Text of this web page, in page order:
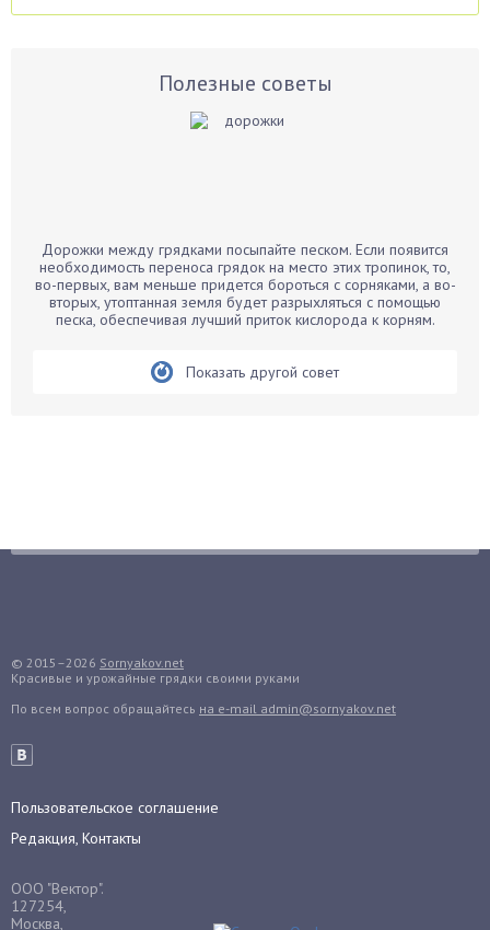
Аспарагус
Бархатцы
Бегония
Белые грибы
Вредители
Гардения
Герань
Гиацинт
Гиппеаструм
Полезные советы
Дорожки между грядками посыпайте песком. Если появится
необходимость переноса грядок на место этих тропинок, то,
во-первых, вам меньше придется бороться с сорняками, а во-
вторых, утоптанная земля будет разрыхляться с помощью
песка, обеспечивая лучший приток кислорода к корням.
Показать другой совет
© 2015–2026 Sornyakov.net
Красивые и урожайные грядки своими руками
По всем вопрос обращайтесь на e-mail admin@sornyakov.net
Пользовательское соглашение
Редакция, Контакты
ООО "Вектор".
127254,
Москва,